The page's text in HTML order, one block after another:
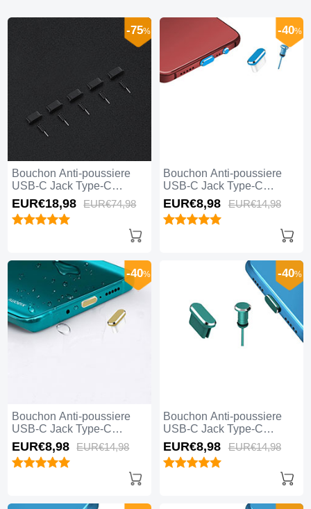
Bouchon Anti-poussiere
USB-C Jack Type-C
Universel 5PCS H02 pour
Apple iPhone 15 Plus Noir
-75%
EUR€18,98 EUR€74,98
Bouchon Anti-poussiere
USB-C Jack Type-C
Universel H17 pour Apple
iPhone 15 Plus Bleu
-40%
EUR€8,98 EUR€14,98
Bouchon Anti-poussiere
USB-C Jack Type-C
Universel H16 pour Apple
iPhone 15 Plus Or
-40%
EUR€8,98 EUR€14,98
Bouchon Anti-poussiere
USB-C Jack Type-C
Universel H15 pour Apple
iPhone 15 Plus Vert
-40%
EUR€8,98 EUR€14,98